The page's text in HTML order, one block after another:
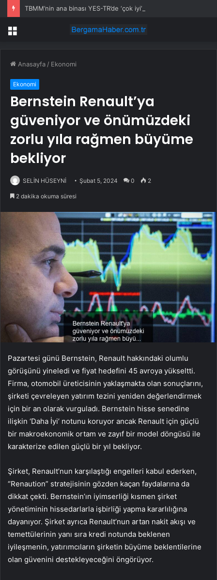
Menü
Anasayfa / Ekonomi
Ekonomi
Bernstein Renault’ya
güveniyor ve önümüzdeki
zorlu yıla rağmen büyüme
bekliyor
SELİN HÜSEYNİ Şubat 5, 2024 0 2
2 dakika okuma süresi
Pazartesi günü Bernstein, Renault hakkındaki olumlu
görüşünü yineledi ve fiyat hedefini 45 avroya yükseltti.
Firma, otomobil üreticisinin yaklaşmakta olan sonuçlarını,
şirketi çevreleyen yatırım tezini yeniden değerlendirmek
için bir an olarak vurguladı. Bernstein hisse senedine
ilişkin ‘Daha İyi’ notunu koruyor ancak Renault için güçlü
bir makroekonomik ortam ve zayıf bir model döngüsü ile
karakterize edilen güçlü bir yıl bekliyor.
Şirket, Renault’nun karşılaştığı engelleri kabul ederken,
“Renaution” stratejisinin gözden kaçan faydalarına da
dikkat çekti. Bernstein’ın iyimserliği kısmen şirket
yönetiminin hissedarlarla işbirliği yapma kararlılığına
dayanıyor. Şirket ayrıca Renault’nun artan nakit akışı ve
temettülerinin yanı sıra kredi notunda beklenen
iyileşmenin, yatırımcıların şirketin büyüme beklentilerine
olan güvenini destekleyeceğini öngörüyor.